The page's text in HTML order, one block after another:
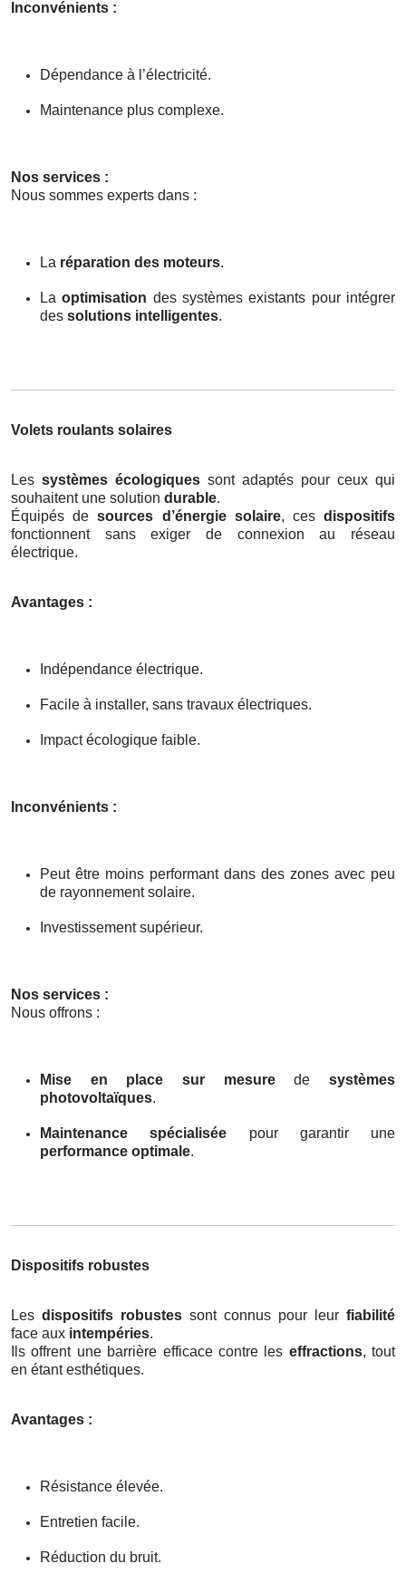
Inconvénients :
Dépendance à l’électricité.
Maintenance plus complexe.
Nos services :
Nous sommes experts dans :
La réparation des moteurs.
Laoptimisation des systèmes existants pour intégrer
des solutions intelligentes.
Volets roulants solaires
Les systèmes écologiques sont adaptés pour ceux qui
souhaitent une solution durable.
Équipés desources d’énergie solaire, cesdispositifs
fonctionnent sans exiger de connexion au réseau
électrique.
Avantages :
Indépendance électrique.
Facile à installer, sans travaux électriques.
Impact écologique faible.
Inconvénients :
Peut être moins performant dans des zones avec peu
de rayonnement solaire.
Investissement supérieur.
Nos services :
Nous offrons :
Mise en place sur mesuredesystèmes
photovoltaïques.
Maintenance spécialisée pour garantir une
performance optimale.
Dispositifs robustes
Les dispositifs robustes sont connus pour leur fiabilité
face aux intempéries.
Ils offrent une barrière efficace contre les effractions, tout
en étant esthétiques.
Avantages :
Résistance élevée.
Entretien facile.
Réduction du bruit.